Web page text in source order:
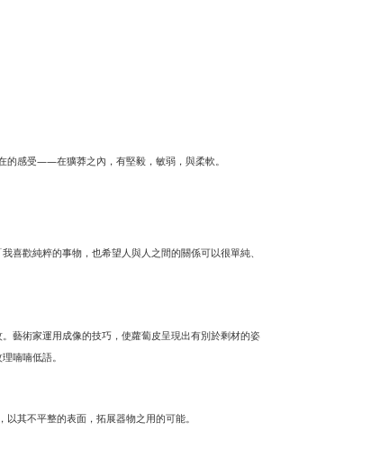
的感受——在獷莽之內，有堅毅，敏弱，與柔軟。
歡純粹的事物，也希望人與人之間的關係可以很單純、
藝術家運用成像的技巧，使蘿蔔皮呈現出有別於剩材的姿
喃喃低語。
其不平整的表面，拓展器物之用的可能。